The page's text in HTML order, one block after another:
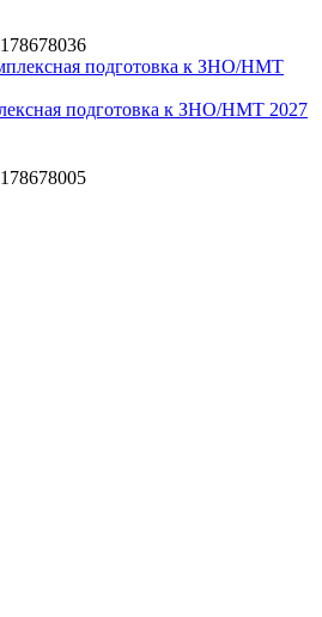
подготовка к ЗНО/НМТ 2027